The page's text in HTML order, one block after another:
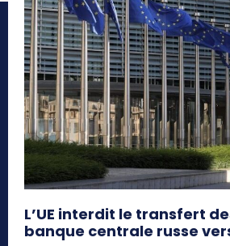
L’UE interdit le transfert
banque centrale russe